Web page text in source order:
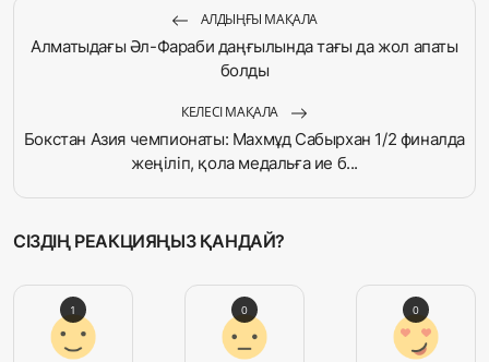
АЛДЫҢҒЫ МАҚАЛА
Алматыдағы Әл-Фараби даңғылында тағы да жол апаты
болды
КЕЛЕСІ МАҚАЛА
Бокстан Азия чемпионаты: Махмұд Сабырхан 1/2 финалда
жеңіліп, қола медальға ие б...
СІЗДІҢ РЕАКЦИЯҢЫЗ ҚАНДАЙ?
1 0 0